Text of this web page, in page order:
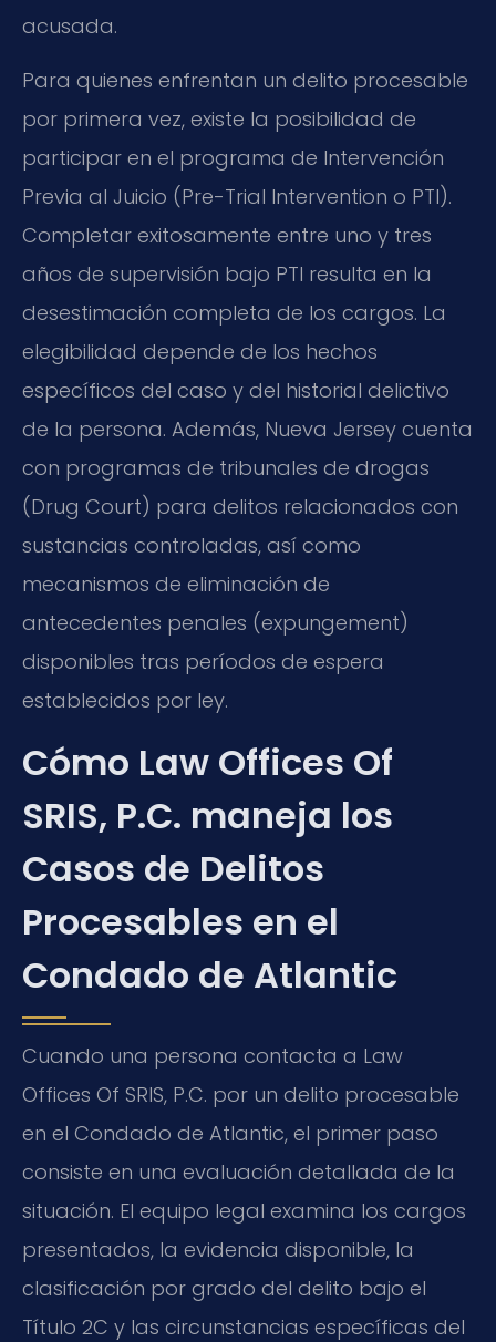
acusada.
Para quienes enfrentan un delito procesable
por primera vez, existe la posibilidad de
participar en el programa de Intervención
Previa al Juicio (Pre-Trial Intervention o PTI).
Completar exitosamente entre uno y tres
años de supervisión bajo PTI resulta en la
desestimación completa de los cargos. La
elegibilidad depende de los hechos
específicos del caso y del historial delictivo
de la persona. Además, Nueva Jersey cuenta
con programas de tribunales de drogas
(Drug Court) para delitos relacionados con
sustancias controladas, así como
mecanismos de eliminación de
antecedentes penales (expungement)
disponibles tras períodos de espera
establecidos por ley.
Cómo Law Offices Of
SRIS, P.C. maneja los
Casos de Delitos
Procesables en el
Condado de Atlantic
Cuando una persona contacta a Law
Offices Of SRIS, P.C. por un delito procesable
en el Condado de Atlantic, el primer paso
consiste en una evaluación detallada de la
situación. El equipo legal examina los cargos
presentados, la evidencia disponible, la
clasificación por grado del delito bajo el
Título 2C y las circunstancias específicas del